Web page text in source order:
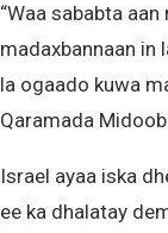
“Waa sababta
madaxbannaan in
la ogaado kuwa
Qaramada
Israel ayaa iska
ee ka dhalatay